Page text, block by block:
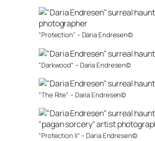
“Protection” – Daria Endresen©
“Darkwood” – Daria Endresen©
“The Rite” – Daria Endresen©
“Protection II” – Daria Endresen©